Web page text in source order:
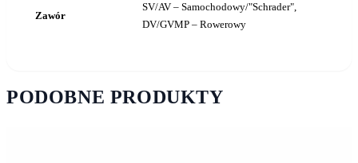
Zawór
SV/AV – Samochodowy/"Schrader",
DV/GVMP – Rowerowy
PODOBNE PRODUKTY